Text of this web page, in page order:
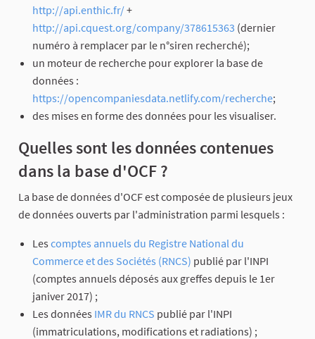
http://api.enthic.fr/+
http://api.cquest.org/company/378615363 (dernier
numéro à remplacer par le n°siren recherché);
un moteur de recherche pour explorer la base de
données :
https://opencompaniesdata.netlify.com/recherche;
des mises en forme des données pour les visualiser.
Quelles sont les données contenues
dans la base d'OCF ?
La base de données d'OCF est composée de plusieurs jeux
de données ouverts par l'administration parmi lesquels :
Les comptes annuels du Registre National du
Commerce et des Sociétés (RNCS) publié par l'INPI
(comptes annuels déposés aux greffes depuis le 1er
janiver 2017) ;
Les données IMR du RNCS publié par l'INPI
(immatriculations, modifications et radiations) ;